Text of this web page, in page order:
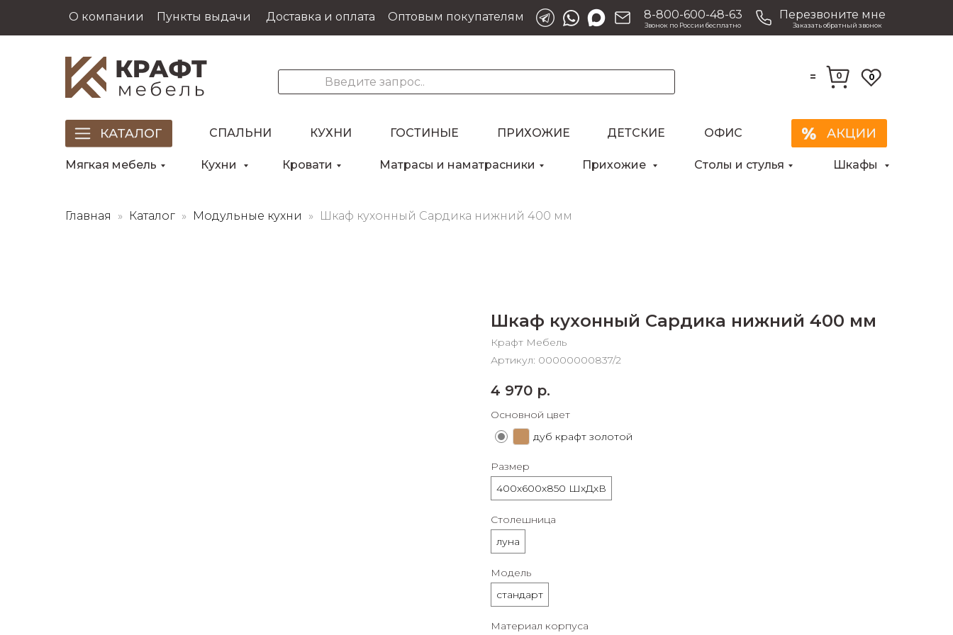
О компании Доставка и оплата Оптовым покупателям
Пункты выдачи 8-800-600-48-63
Звонок по России бесплатно
Перезвоните мне
Заказать обратный звонок
0
= 0
ДЕТСКИЕ
СПАЛЬНИ КУХНИ ГОСТИНЫЕ ПРИХОЖИЕ ОФИС
Кровати
Кухни
Мягкая мебель Прихожие Столы и стулья Шкафы
Матрасы и наматрасники
Главная Каталог Модульные кухни Шкаф кухонный Сардика нижний 400 мм
Шкаф кухонный Сардика нижний 400 мм
Крафт Мебель
Артикул: 00000000837/2
4 970 р.
Основной цвет
дуб крафт золотой
Размер
400х600х850 ШхДхВ
Столешница
луна
Модель
стандарт
Материал корпуса
Закрыть
Для клиентов всех банков
% картой любого банка
выбранный способом